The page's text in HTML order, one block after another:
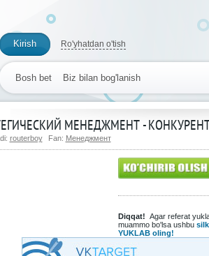
Kirish Ro'yhatdan o'tish
Bosh bet Biz bilan bog'lanish
МЕНЕДЖМЕНТ -
routerboy Fan: Менеджмент
Diqqat! Agar referat
muammo bo'lsa ushbu
YUKLAB oling!